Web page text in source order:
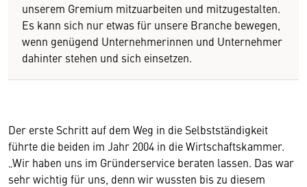
unserem Gremium mitzuarbeiten und mitzugestalten.
Es kann sich nur etwas für unsere Branche bewegen,
wenn genügend Unternehmerinnen und Unternehmer
dahinter stehen und sich einsetzen.
Der erste Schritt auf dem Weg in die Selbstständigkeit
führte die beiden im Jahr 2004 in die Wirtschaftskammer.
„Wir haben uns im Gründerservice beraten lassen. Das war
sehr wichtig für uns, denn wir wussten bis zu diesem